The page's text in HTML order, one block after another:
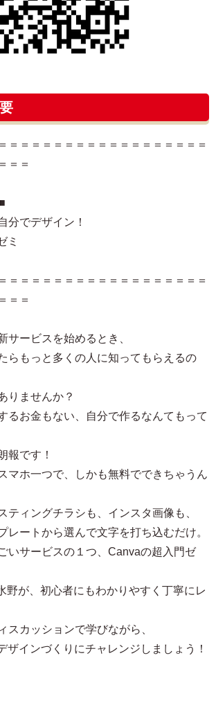
＝＝＝＝＝＝＝＝＝＝＝＝＝＝＝＝＝＝
＝＝
分でデザイン！
ミ
＝＝＝＝＝＝＝＝＝＝＝＝＝＝＝＝＝＝
＝＝
サービスを始めるとき、
らもっと多くの人に知ってもらえるの
りませんか？
るお金もない、自分で作るなんてもって
報です！
マホ一つで、しかも無料でできちゃうん
ティングチラシも、インスタ画像も、
レートから選んで文字を打ち込むだけ。
いサービスの１つ、Canvaの超入門ゼ
野が、初心者にもわかりやすく丁寧にレ
スカッションで学びながら、
ザインづくりにチャレンジしましょう！